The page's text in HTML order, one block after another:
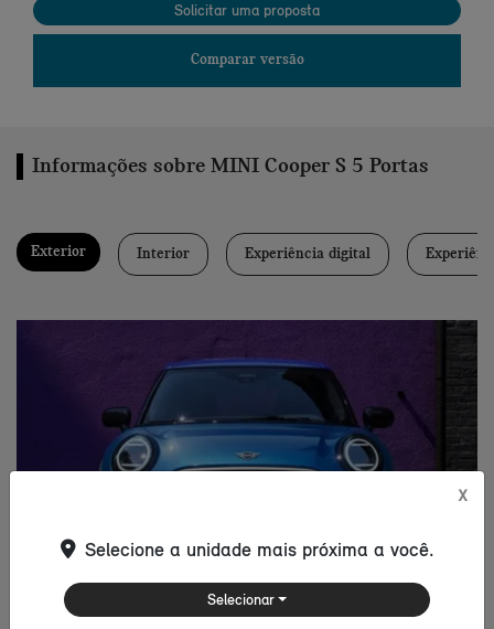
Solicitar uma proposta
Comparar versão
Informações sobre MINI Cooper S 5 Portas
Exterior Interior Experiência digital
Estilo atemporal
X
Selecione a unidade mais próxima a você.
Selecionar